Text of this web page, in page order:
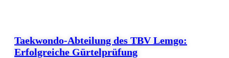
Taekwondo-Abteilung des TBV Lemgo:
Erfolgreiche Gürtelprüfung